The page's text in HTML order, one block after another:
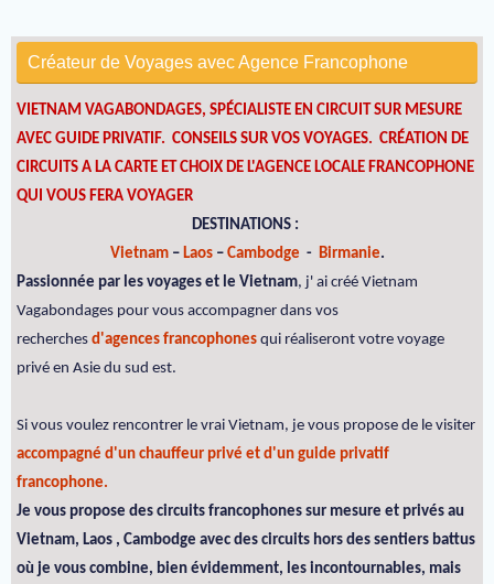
Créateur de Voyages avec Agence Francophone
VIETNAM VAGABONDAGES, SPÉCIALISTE EN CIRCUIT SUR MESURE
AVEC GUIDE PRIVATIF. CONSEILS SUR VOS VOYAGES. CRÉATION DE
CIRCUITS A LA CARTE ET CHOIX DE L'AGENCE LOCALE FRANCOPHONE
QUI VOUS FERA VOYAGER
DESTINATIONS :
Vietnam– Laos – Cambodge - Birmanie.
Passionnée par les voyages et le Vietnam, j' ai créé Vietnam
Vagabondages pour vous accompagner dans vos
recherches d'agences francophones qui réaliseront votre voyage
privé en Asie du sud est.
Si vous voulez rencontrer le vrai Vietnam, je vous propose de le visiter
accompagné d'un chauffeur privé et d'un guide privatif
francophone.
Je vous propose des circuits francophones sur mesure et privés au
Vietnam, Laos , Cambodge avec des circuits hors des sentiers battus
où je vous combine, bien évidemment, les incontournables, mais